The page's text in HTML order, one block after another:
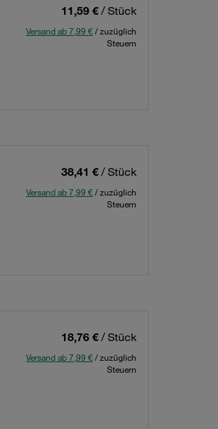
11,59 € / Stück
Versand ab 7,99 €/ zuzüglich
Steuern
38,41 € / Stück
Versand ab 7,99 €/ zuzüglich
Steuern
18,76 € / Stück
Versand ab 7,99 €/ zuzüglich
Steuern